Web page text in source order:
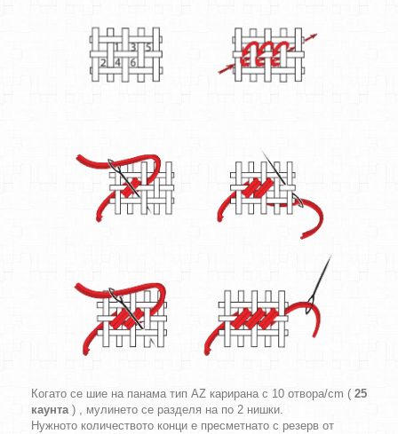
Когато се шие на панама тип AZ карирана с 10 отвора/cm ( 25
каунта) , мулинето се разделя на по 2 нишки.
Нужното количеството конци е пресметнато с резерв от